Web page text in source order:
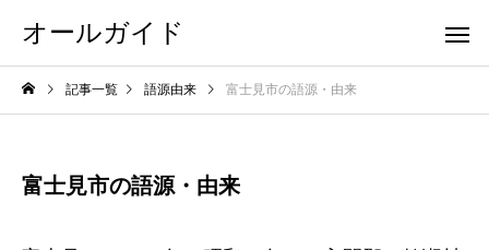
オールガイド
記事一覧 語源由来 富士見市の語源・由来
富士見市の語源・由来